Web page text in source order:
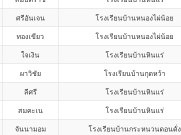
ศรีอันเจน โรงเรียนบ้านหนองไผ่น้อย
ทองเขียว โรงเรียนบ้านหนองไผ่น้อย
ใจเงิน โรงเรียนบ้านหินแร่
ผาวิชัย โรงเรียนบ้านกุดหว้า
ลีศรี โรงเรียนบ้านหินแร่
สมคะเน โรงเรียนบ้านหินแร่
จันนามอม โรงเรียนบ้านกระหนวนดอนดั่ง